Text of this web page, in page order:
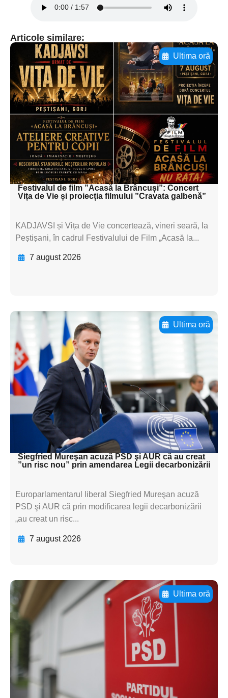
Articole similare:
Ultima oră
Adaugă aici textul pentru
subtitluAdaugă aici
textul pentru
subtitluAdaugă aici
textul pentru
subtitluAdaugă aici
textul pentru subti
Festivalul de film ”Acasă la Brâncuși”: Concert
Vița de Vie și proiecția filmului ”Cravata galbenă”
KADJAVSI și Vița de Vie concertează, vineri seară, la
Peștișani, în cadrul Festivalului de Film „Acasă la...
7 august 2026
Ultima oră
Adaugă aici textul pentru
subtitluAdaugă aici
textul pentru
subtitluAdaugă aici
textul pentru
subtitluAdaugă aici
textul pentru subti
Siegfried Mureşan acuză PSD şi AUR că au creat
”un risc nou” prin amendarea Legii decarbonizării
Europarlamentarul liberal Siegfried Mureşan acuză
PSD şi AUR că prin modificarea legii decarbonizării
„au creat un risc...
7 august 2026
Ultima oră
Adaugă aici textul pentru
subtitluAdaugă aici
textul pentru
subtitluAdaugă aici
textul pentru
subtitluAdaugă aici